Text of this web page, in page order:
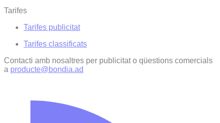
Tarifes
Tarifes publicitat
Tarifes classificats
Contacti amb nosaltres per publicitat o qüestions comercials
a producte@bondia.ad